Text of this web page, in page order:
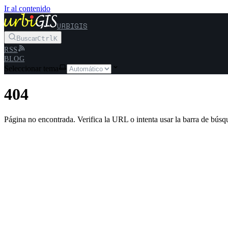
Ir al contenido
URBIGIS
BuscarCtrlK
RSS
BLOG
Seleccionar tema
404
Página no encontrada. Verifica la URL o intenta usar la barra de